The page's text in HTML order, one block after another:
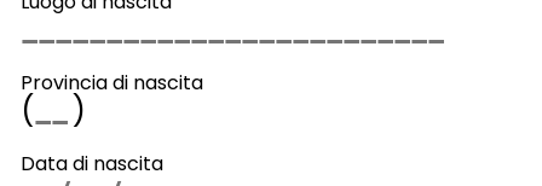
Provincia di nascita
( )
Data di nascita